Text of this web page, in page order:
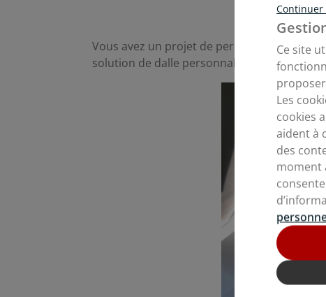
Vous avez un projet de personnalisation
solution de dalle personnalisée la plus
Continuer
Ce site
Les
cookies
aident à
des
moment